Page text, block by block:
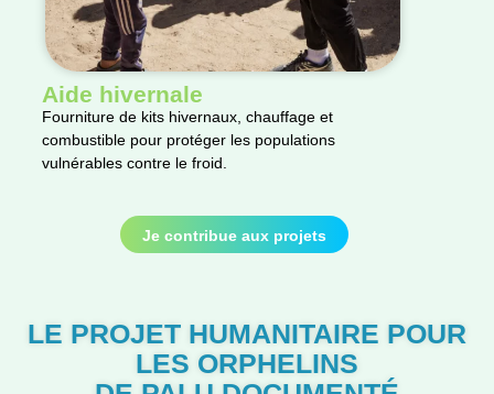
Aide hivernale
Fourniture de kits hivernaux, chauffage et
combustible pour protéger les populations
vulnérables contre le froid.
Je contribue aux projets
LE PROJET HUMANITAIRE POUR
LES ORPHELINS